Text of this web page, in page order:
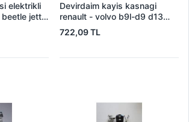
elektrikli
jetta
audi a1
cthe
Devirdaim kayis kasnagi
renault - volvo b9l-d9 d13
d16 20707160 21617479
722,09 TL